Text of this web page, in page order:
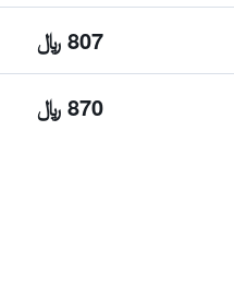
807 ﷼
870 ﷼